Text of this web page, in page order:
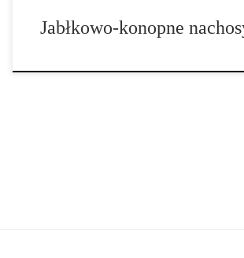
Jabłkowo-konopne